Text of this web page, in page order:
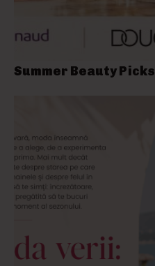
Summer Beauty Picks